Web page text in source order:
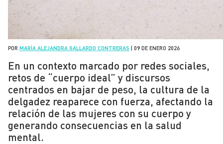
POR MARÍA ALEJANDRA GALLARDO CONTRERAS 09 DE ENERO 2026
En un contexto marcado por redes sociales,
retos de “cuerpo ideal” y discursos
centrados en bajar de peso, la cultura de la
delgadez reaparece con fuerza, afectando la
relación de las mujeres con su cuerpo y
generando consecuencias en la salud
mental.